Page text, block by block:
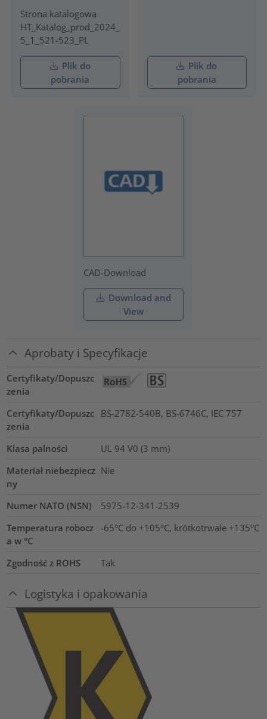
Strona katalogowa
HT_Katalog_prod_2024_
5_1_521-523_PL
Plik do
pobrania
Plik do
pobrania
CAD-Download
Download and
View
Aprobaty i Specyfikacje
Certyfikaty/Dopuszc
zenia
Certyfikaty/Dopuszc
zenia
BS-2782-540B, BS-6746C, IEC 757
Klasa palności
UL 94 V0 (3 mm)
Materiał niebezpiecz
ny
Nie
Numer NATO (NSN)
5975-12-341-2539
Temperatura robocz
a w °C
-65°C do +105°C, krótkotrwale +135°C
Zgodność z ROHS Tak
Logistyka i opakowania